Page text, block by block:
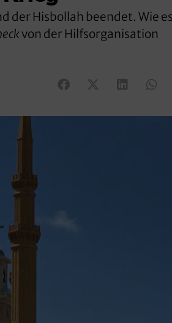
der Hisbollah beendet. Wie
von der Hilfsorganisation